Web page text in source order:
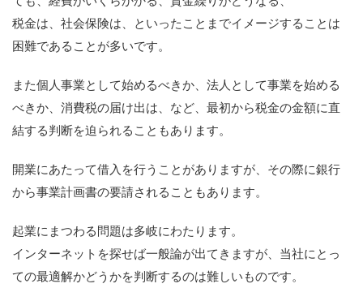
税金は、社会保険は、といったことまでイメージすることは
困難であることが多いです。
また個人事業として始めるべきか、法人として事業を始める
べきか、消費税の届け出は、など、最初から税金の金額に直
結する判断を迫られることもあります。
開業にあたって借入を行うことがありますが、その際に銀行
から事業計画書の要請されることもあります。
起業にまつわる問題は多岐にわたります。
インターネットを探せば一般論が出てきますが、当社にとっ
ての最適解かどうかを判断するのは難しいものです。